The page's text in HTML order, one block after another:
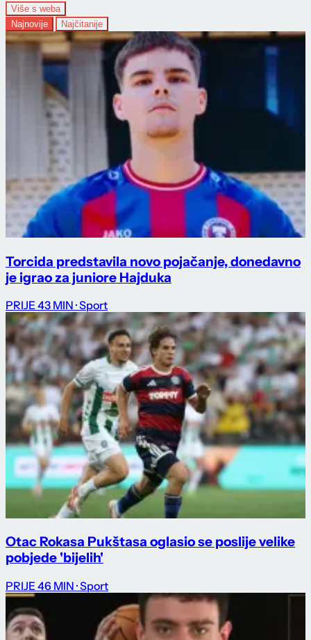
Više s weba
Najnovije
Najčitanije
Torcida predstavila novo pojačanje, donedavno
je igrao za juniore Hajduka
PRIJE 43 MIN · Sport
Otac Rokasa Pukštasa oglasio se poslije velike
pobjede 'bijelih'
PRIJE 46 MIN · Sport